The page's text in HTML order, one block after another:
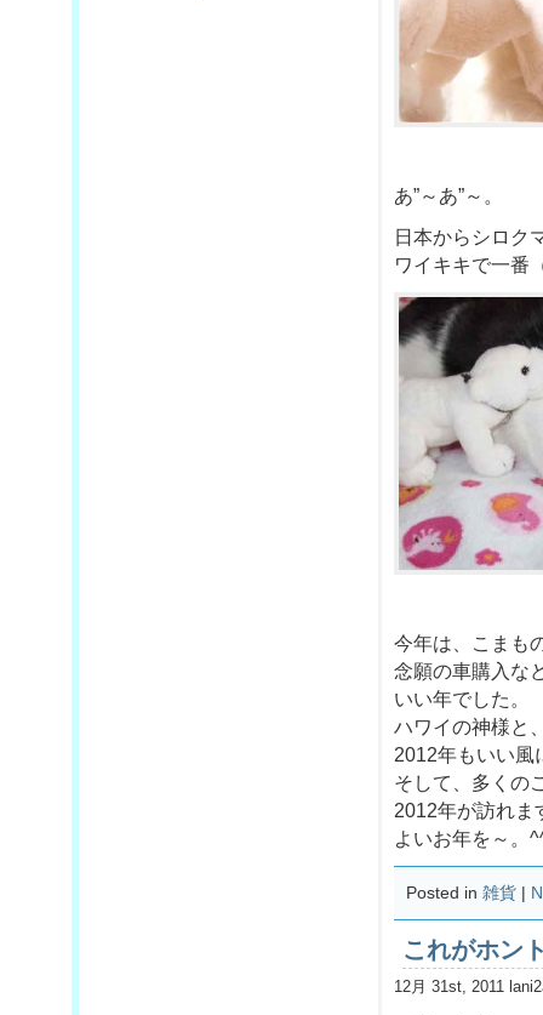
あ”～あ”～。
日本からシロク
ワイキキで一番
今年は、こまも
念願の車購入な
いい年でした。
ハワイの神様と
2012年もいい風
そして、多くの
2012年が訪れま
よいお年を～。
Posted in 雑貨 |
これがホン
12月 31st, 2011